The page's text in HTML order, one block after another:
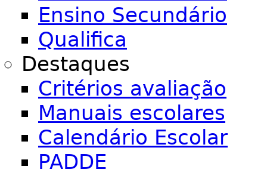
Ensino Secundário
Qualifica
Destaques
Critérios avaliação
Manuais escolares
Calendário Escolar
PADDE